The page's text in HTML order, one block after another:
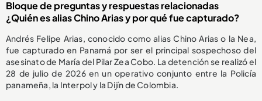
Bloque de preguntas y respuestas relacionadas
¿Quién es alias Chino Arias y por qué fue capturado?
Andrés Felipe Arias, conocido como alias Chino Arias o la Nea,
fue capturado en Panamá por ser el principal sospechoso del
asesinato de María del Pilar Zea Cobo. La detención se realizó el
28 de julio de 2026 en un operativo conjunto entre la Policía
panameña, la Interpol y la Dijín de Colombia.